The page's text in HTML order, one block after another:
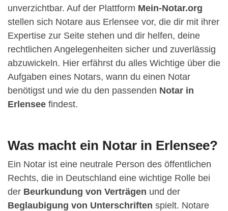
unverzichtbar. Auf der Plattform Mein-Notar.org
stellen sich Notare aus Erlensee vor, die dir mit ihrer
Expertise zur Seite stehen und dir helfen, deine
rechtlichen Angelegenheiten sicher und zuverlässig
abzuwickeln. Hier erfährst du alles Wichtige über die
Aufgaben eines Notars, wann du einen Notar
benötigst und wie du den passenden Notar in
Erlensee findest.
Was macht ein Notar in Erlensee?
Ein Notar ist eine neutrale Person des öffentlichen
Rechts, die in Deutschland eine wichtige Rolle bei
der Beurkundung von Verträgen und der
Beglaubigung von Unterschriften spielt. Notare